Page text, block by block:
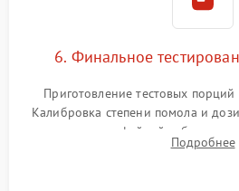
6. Финальное
Приготовление тестовых порций
Калибровка степени помола и
плотности кофейной таблетки,
качества молочной пены. Контроль
Подробнее